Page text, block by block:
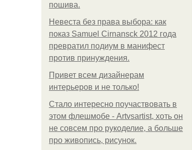
пошива.
Невеста без права выбора: как
показ Samuel Cirnansck 2012 года
превратил подиум в манифест
против принуждения.
Привет всем дизайнерам
интерьеров и не только!
Стало интересно поучаствовать в
этом флешмобе - Artvsartist, хоть он
не совсем про рукоделие, а больше
про живопись, рисунок.